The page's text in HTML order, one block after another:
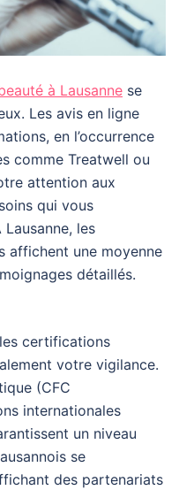
à Lausanne se
Les avis en ligne
en l’occurrence
comme Treatwell ou
attention aux
qui vous
les
affichent une moyenne
détaillés.
certifications
votre vigilance.
(CFC
internationales
un niveau
se
des partenariats